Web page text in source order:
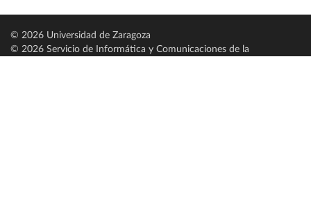
© 2026 Universidad de Zaragoza
© 2026 Servicio de Informática y Comunicaciones de la